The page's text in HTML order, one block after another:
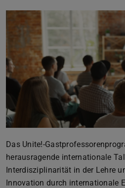
Das Unite!-
herausragende internationale
Interdisziplinarität in der Lehre
Innovation durch internationale